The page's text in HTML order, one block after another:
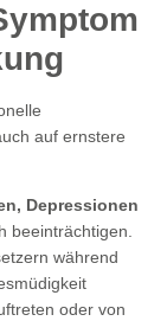
auf ernstere
Depressionen
beeinträchtigen.
während
oder von